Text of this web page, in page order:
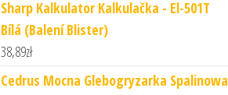
Sharp Kalkulator Kalkulačka - El-501T
Bílá (Balení Blister)
38,89zł
Cedrus Mocna Glebogryzarka Spalinowa